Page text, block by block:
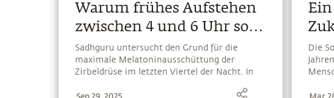
Warum frühes Aufstehen
zwischen 4 und 6 Uhr so
kraftvoll ist
Sadhguru untersucht den Grund für die
maximale Melatoninausschüttung der
Zirbeldrüse im letzten Viertel der Nacht. In
genannt, oder die Zeit des Schöpfers, und
Sep 29, 2025
Ein
Die
Mar